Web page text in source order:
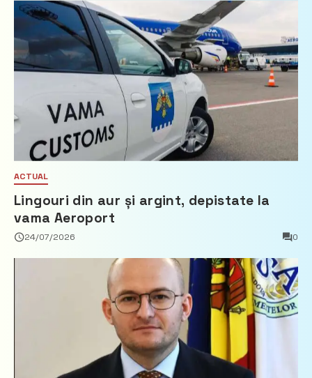
ACTUAL
Lingouri din aur și argint, depistate la
vama Aeroport
24/07/2026 0